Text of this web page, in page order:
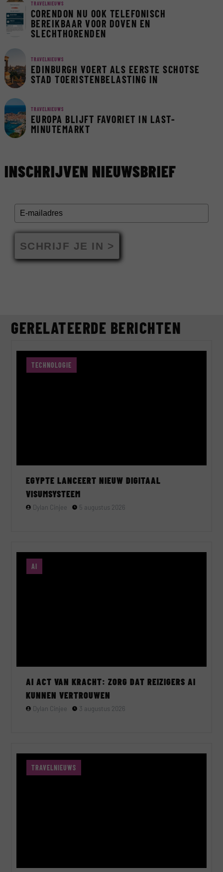
TRAVELNIEUWS
CORENDON NU OOK TELEFONISCH
BEREIKBAAR VOOR DOVEN EN
SLECHTHORENDEN
TRAVELNIEUWS
EDINBURGH VOERT ALS EERSTE SCHOTSE
STAD TOERISTENBELASTING IN
TRAVELNIEUWS
EUROPA BLIJFT FAVORIET IN LAST-
MINUTEMARKT
INSCHRIJVEN NIEUWSBRIEF
SCHRIJF JE IN >
GERELATEERDE BERICHTEN
TECHNOLOGIE
EGYPTE LANCEERT NIEUW DIGITAAL
VISUMSYSTEEM
Dylan Cinjee 5 augustus 2026
AI
AI ACT VAN KRACHT: ZORG DAT REIZIGERS AI
KUNNEN VERTROUWEN
Dylan Cinjee 3 augustus 2026
TRAVELNIEUWS